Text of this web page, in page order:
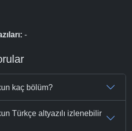
-
kaç bölüm?
Türkçe altyazılı izlenebilir